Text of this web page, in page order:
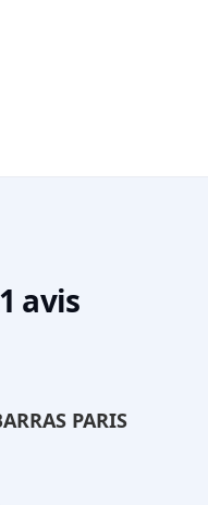
avis
PARIS